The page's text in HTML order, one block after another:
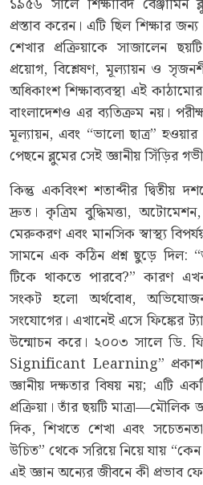
প্রস্তাব করেন। এটি ছিল শিক্ষার
শেখার প্রক্রিয়াকে সাজালেন
প্রয়োগ, বিশ্লেষণ, মূল্যায়ন ও
অধিকাংশ শিক্ষাব্যবস্থা এই
বাংলাদেশও এর ব্যতিক্রম নয়।
মূল্যায়ন, এবং “ভালো ছাত্র”
পেছনে ব্লুমের সেই জ্ঞানীয় সিঁড়ির
কিন্তু একবিংশ শতাব্দীর দ্বিতীয়
দ্রুত। কৃত্রিম বুদ্ধিমত্তা,
মেরুকরণ এবং মানসিক স্বাস্থ্য
সামনে এক কঠিন প্রশ্ন ছুড়ে দিল:
টিকে থাকতে পারবে?” কারণ
সংকট হলো অর্থবোধ,
সংযোগের। এখানেই এসে ফিঙ্কের
উন্মোচন করে। ২০০৩ সালে ডি.
Significant Learning” প্রকাশ
জ্ঞানীয় দক্ষতার বিষয় নয়; এটি
প্রক্রিয়া। তাঁর ছয়টি মাত্রা—মৌলিক
দিক, শিখতে শেখা এবং
উচিত” থেকে সরিয়ে নিয়ে যায়
এই জ্ঞান অন্যের জীবনে কী প্রভাব